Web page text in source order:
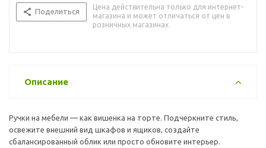
Поделиться
Цена действительна только для интернет-
магазина и может отличаться от цен в
розничных магазинах
Описание
Ручки на мебели — как вишенка на торте. Подчеркните стиль,
освежите внешний вид шкафов и ящиков, создайте
сбалансированный облик или просто обновите интерьер.